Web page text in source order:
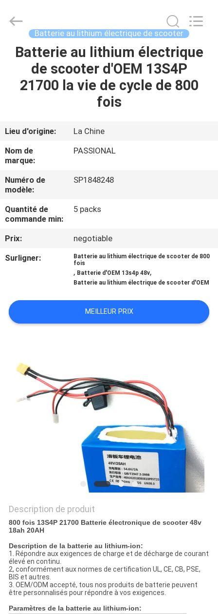
MAISON
PRODUITS
SUJET
DE
NOUS
VISITE
D'USINE
CONTRÔLE
DE
CONTACTEZ-
NOUS
Reserved.
Developed
Batterie au lithium électrique de scooter
Batterie au lithium électrique
de scooter d'OEM 13S4P
21700 la vie de cycle de 800
fois
Lieu d'origine:
La Chine
Nom de
marque:
PASSIONAL
Numéro de
modèle:
SP1848248
Quantité de
commande min:
5 packs
Prix:
negotiable
Surligner:
Batterie au lithium électrique de scooter de 800
fois
, Batterie d'OEM 13s4p 48v,
Batterie au lithium électrique de scooter d'OEM
MEILLEUR PRIX
Description de produit
800 fois 13S4P 21700 Batterie électronique de scooter 48v
18ah 20AH
Description de la batterie au lithium-ion:
1. Répondre aux exigences de charge et de décharge de courant
élevé en continu.
2, conformément aux normes de certification UL, CE, CB, PSE,
BIS et autres.
3. OEM/ODM accepté, tous nos produits de batterie peuvent
être personnalisés pour répondre à vos exigences.
Paramètres de la batterie au lithium-ion: